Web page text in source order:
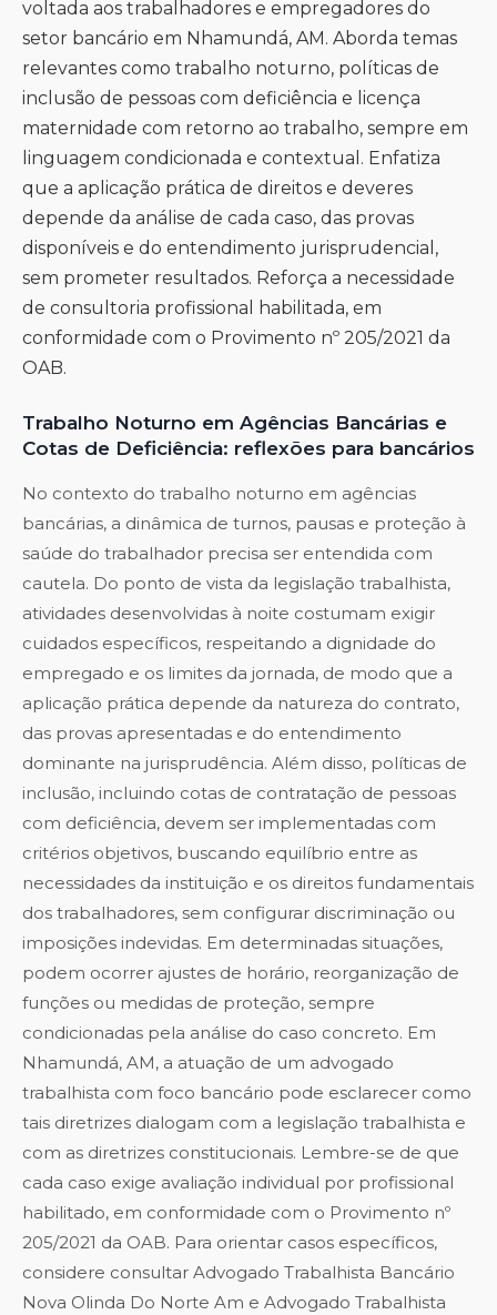
voltada aos trabalhadores e empregadores do
setor bancário em Nhamundá, AM. Aborda temas
relevantes como trabalho noturno, políticas de
inclusão de pessoas com deficiência e licença
maternidade com retorno ao trabalho, sempre em
linguagem condicionada e contextual. Enfatiza
que a aplicação prática de direitos e deveres
depende da análise de cada caso, das provas
disponíveis e do entendimento jurisprudencial,
sem prometer resultados. Reforça a necessidade
de consultoria profissional habilitada, em
conformidade com o Provimento nº 205/2021 da
OAB.
Trabalho Noturno em Agências Bancárias e
Cotas de Deficiência: reflexões para bancários
No contexto do trabalho noturno em agências
bancárias, a dinâmica de turnos, pausas e proteção à
saúde do trabalhador precisa ser entendida com
cautela. Do ponto de vista da legislação trabalhista,
atividades desenvolvidas à noite costumam exigir
cuidados específicos, respeitando a dignidade do
empregado e os limites da jornada, de modo que a
aplicação prática depende da natureza do contrato,
das provas apresentadas e do entendimento
dominante na jurisprudência. Além disso, políticas de
inclusão, incluindo cotas de contratação de pessoas
com deficiência, devem ser implementadas com
critérios objetivos, buscando equilíbrio entre as
necessidades da instituição e os direitos fundamentais
dos trabalhadores, sem configurar discriminação ou
imposições indevidas. Em determinadas situações,
podem ocorrer ajustes de horário, reorganização de
funções ou medidas de proteção, sempre
condicionadas pela análise do caso concreto. Em
Nhamundá, AM, a atuação de um advogado
trabalhista com foco bancário pode esclarecer como
tais diretrizes dialogam com a legislação trabalhista e
com as diretrizes constitucionais. Lembre-se de que
cada caso exige avaliação individual por profissional
habilitado, em conformidade com o Provimento nº
205/2021 da OAB. Para orientar casos específicos,
considere consultar Advogado Trabalhista Bancário
Nova Olinda Do Norte Am e Advogado Trabalhista